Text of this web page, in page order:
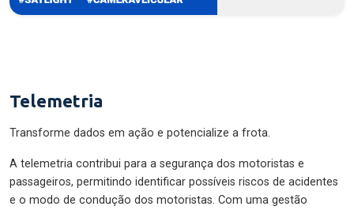
Telemetria
Transforme dados em ação e potencialize a frota.
A telemetria contribui para a segurança dos motoristas e
passageiros, permitindo identificar possíveis riscos de acidentes
e o modo de condução dos motoristas. Com uma gestão